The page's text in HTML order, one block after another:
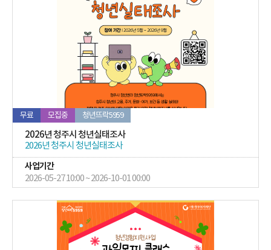
무료 모집중 청년뜨락5959
2026년 청주시 청년실태조사
2026년 청주시 청년실태조사
사업기간
2026-05-27 10:00 ~ 2026-10-01 00:00